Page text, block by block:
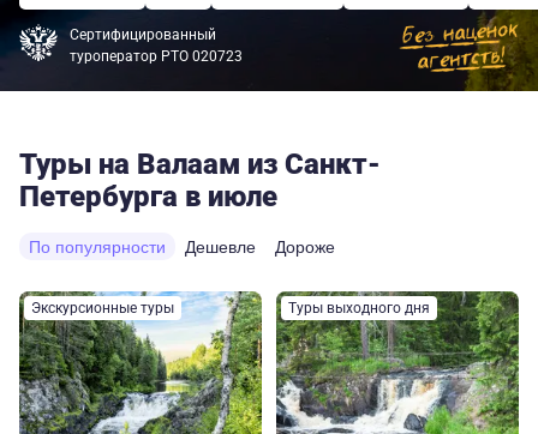
Сертифицированный
туроператор РТО 020723
Туры на Валаам из Санкт-
Петербурга в июле
По популярности Дешевле Дороже
Экскурсионные туры Туры выходного дня